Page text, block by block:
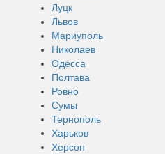
Луцк
Львов
Мариуполь
Николаев
Одесса
Полтава
Ровно
Сумы
Тернополь
Харьков
Херсон